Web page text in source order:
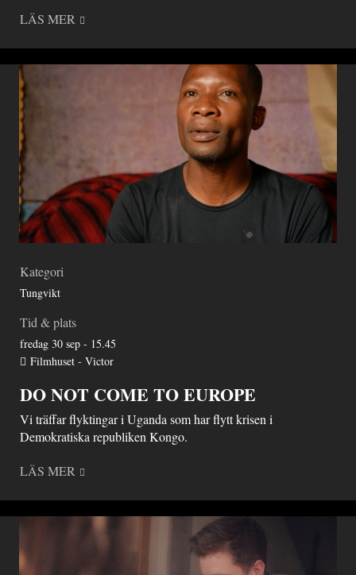
LÄS MER
Kategori
Tungvikt
Tid & plats
fredag 30 sep - 15.45
Filmhuset - Victor
DO NOT COME TO EUROPE
Vi träffar flyktingar i Uganda som har flytt krisen i
Demokratiska republiken Kongo.
LÄS MER